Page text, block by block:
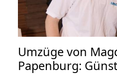
Umzüge von
Papenburg: